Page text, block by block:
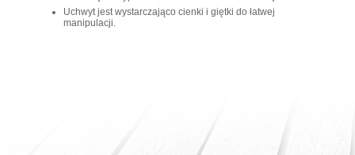
Uchwyt jest wystarczająco cienki i giętki do łatwej
manipulacji.